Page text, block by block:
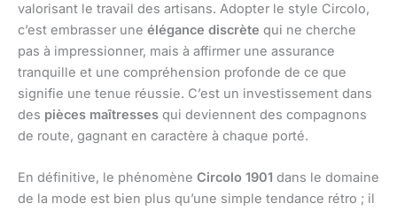
valorisant le travail des artisans. Adopter le style Circolo,
c’est embrasser une élégance discrète qui ne cherche
pas à impressionner, mais à affirmer une assurance
tranquille et une compréhension profonde de ce que
signifie une tenue réussie. C’est un investissement dans
des pièces maîtresses qui deviennent des compagnons
de route, gagnant en caractère à chaque porté.
En définitive, le phénomène Circolo 1901 dans le domaine
de la mode est bien plus qu’une simple tendance rétro ; il